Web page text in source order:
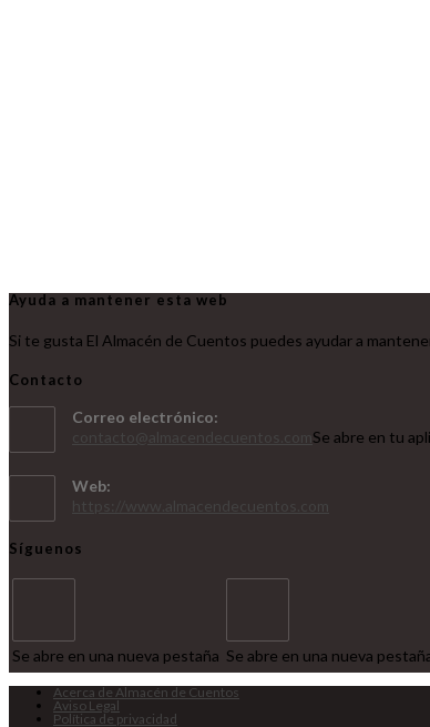
Ayuda a mantener esta web
Si te gusta El Almacén de Cuentos puedes ayudar a
Contacto
Correo electrónico:
Se abre en tu
Web:
Síguenos
Se abre en una nueva pestaña Se abre en una nueva
Acerca de Almacén de Cuentos
Aviso Legal
Política de privacidad